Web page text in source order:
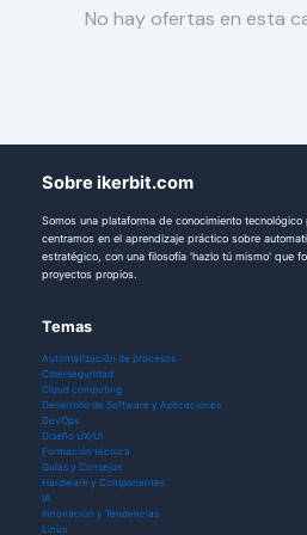
No hay ofertas en esta
Sobre ikerbit.com
Somos una plataforma de conocimiento
centramos en el aprendizaje práctico sobre
estratégico, con una filosofía 'hazlo tú mismo' que
proyectos propios.
Temas
Automatización de procesos
Ciberseguridad
Cloud computing
Desarrollo de Software y Aplicaciones
DevOps
Diseño UX/UI
Formación técnica
Guías y Consejos
Hardware y Componentes
IA
Innovación y Tendencias
Linux